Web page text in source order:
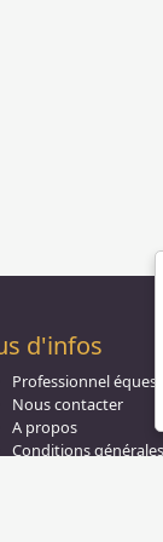
d'infos
Professionnel
Nous contacter
A propos
Conditions